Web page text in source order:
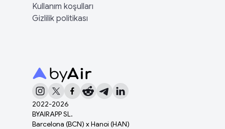
2022-2026
BYAIRAPP SL.
Barcelona (BCN) x Hanoi (HAN)
Kullanım koşulları
Gizlilik politikası